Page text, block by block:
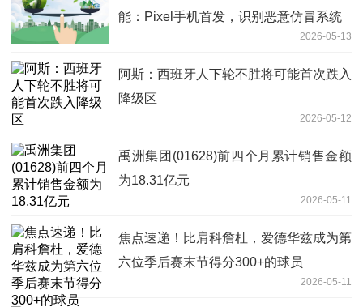
能：Pixel手机首发，识别恶意仿冒系统
2026-05-13
阿斯：西班牙人下轮不胜将可能首次跌入
降级区
2026-05-12
禹洲集团(01628)前四个月累计销售金额
为18.31亿元
2026-05-11
焦点速递！比肩科詹杜，爱德华兹成为第
六位季后赛末节得分300+的球员
2026-05-11